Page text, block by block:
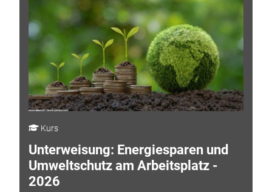
Kurs
Unterweisung: Energiesparen und
Umweltschutz am Arbeitsplatz -
2026